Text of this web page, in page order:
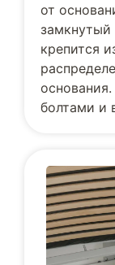
от
замкнутый
крепится
болтами и